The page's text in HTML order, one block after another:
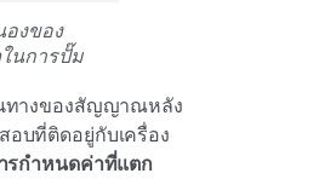
องของ
นการปั๊ม
ทางของสัญญาณหลัง
บที่ติดอยู่กับเครื่อง
รกําหนดค่าที่แตก